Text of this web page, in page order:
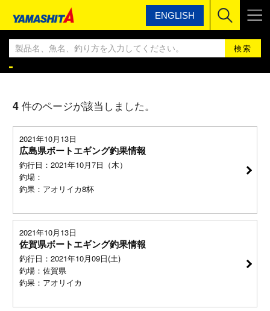
ENGLISH
ヤマシタ ヤマシタ釣果情報BLOG
ヤマシタ釣果情報
4 件のページが該当しました。
2021年10月13日
広島県ボートエギング釣果情報
釣行日：2021年10月7日（木）
釣場：
釣果：アオリイカ8杯
2021年10月13日
佐賀県ボートエギング釣果情報
釣行日：2021年10月09日(土)
釣場：佐賀県
釣果：アオリイカ